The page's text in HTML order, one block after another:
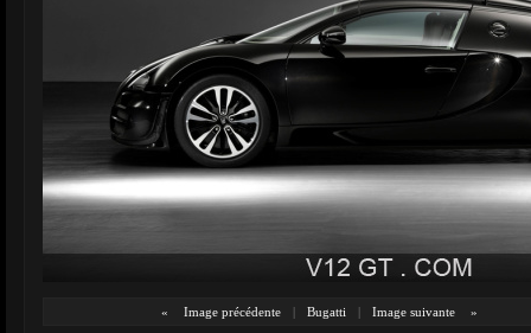
« Image précédente | Bugatti | Image suivante »